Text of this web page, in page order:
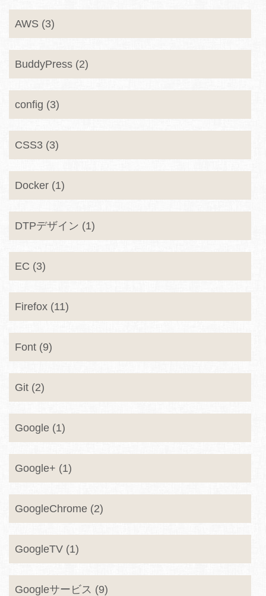
AWS (3)
BuddyPress (2)
config (3)
CSS3 (3)
Docker (1)
DTPデザイン (1)
EC (3)
Firefox (11)
Font (9)
Git (2)
Google (1)
Google+ (1)
GoogleChrome (2)
GoogleTV (1)
Googleサービス (9)